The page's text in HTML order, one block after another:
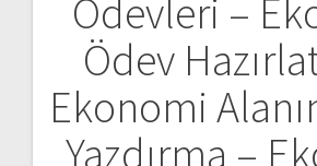
Ödevleri –
Ödev
Ekonomi
Yazdırma –